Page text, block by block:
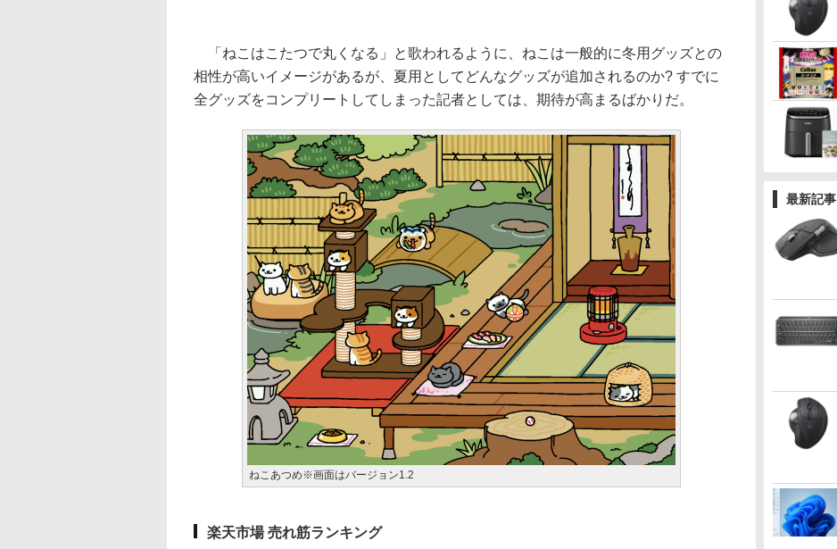
最新記事
「ねこはこたつで丸くなる」と歌われるように、ねこは一般的に冬用グッズとの
相性が高いイメージがあるが、夏用としてどんなグッズが追加されるのか? すでに
全グッズをコンプリートしてしまった記者としては、期待が高まるばかりだ。
ねこあつめ※画面はバージョン1.2
楽天市場 売れ筋ランキング